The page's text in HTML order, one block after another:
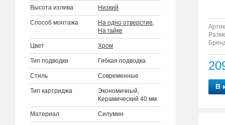
Высота излива Низкий
Способ монтажа На одно отверстие,
На гайке
Цвет Хром
Тип подводки Гибкая подводка
Стиль Современные
Тип картриджа
Экономичный,
Керамический 40 мм
Материал Силумин
В